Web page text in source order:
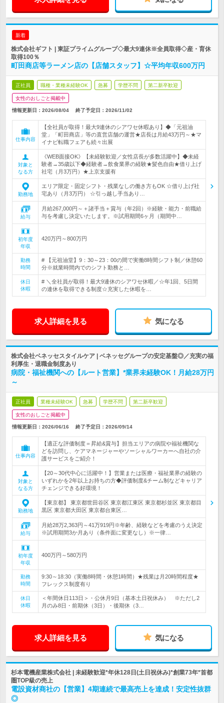
新着
株式会社ギフト | 東証プライムグループ◇最大9連休※全員取得◇産・育休
取得100％
町田商店等ラーメン店の【店舗スタッフ】☆平均年収600万円
正社員 職種・業種未経験OK 急募 学歴不問 第二新卒歓迎
女性のおしごと掲載中
情報更新日：2026/08/04 終了予定日： 2026/11/02
仕事内容
【全社員が取得！最大9連休のシアワセ休暇あり】◆「元祖油
堂」「町田商店」等の直営店舗の運営★店長は月給43万円～★マ
イナビ転職フェアも続々出展
対象と
なる方
《WEB面接OK》【未経験歓迎／女性店長が多数活躍中】◆未経
験者→35歳以下◆経験者→飲食業界の経験★髪色自由★借り上げ
社宅（月3万円）★上京支援有
勤務地
エリア限定・固定シフト・残業なしの働き方もOK ☆借り上げ社
宅あり（月3万円） ☆引っ越し手当あり…
給与
月給267,000円～＋諸手当＋賞与（年2回）※経験・能力・前職給
与を考慮し決定いたします。※試用期間6ヶ月（期間中…
初年度
年収
420万円～800万円
勤務
時間
# 【元祖油堂】9：30～23：00の間で実働8時間シフト制／休憩60
分※就業時間内でのシフト勤務と…
休日
休暇
# ＼全社員が取得！最大9連休のシアワセ休暇／☆年1回、5日間
の連休を取得できる制度☆充実した休暇を…
求人詳細を見る 気になる
株式会社ベネッセスタイルケア | ベネッセグループの安定基盤◎／充実の福
利厚生・退職金制度あり
病院・福祉機関への【ルート営業】*業界未経験OK！月給28万円
～
正社員 業種未経験OK 急募 学歴不問 第二新卒歓迎
女性のおしごと掲載中
情報更新日：2026/06/16 終了予定日： 2026/09/14
仕事内容
【適正な評価制度＝昇給&賞与】担当エリアの病院や福祉機関な
どを訪問し、ケアマネージャーやソーシャルワーカーへ自社の介
護サービスをご紹介！
対象と
なる方
【20～30代中心に活躍中！】営業または医療・福祉業界の経験の
いずれかを2年以上お持ちの方◆評価制度&チーム制などキャリア
チェンジできる好環境！
勤務地
【東京都】 東京都世田谷区 東京都江東区 東京都杉並区 東京都目
黒区 東京都大田区 東京都台東区…
給与
月給28万2,363円～41万919円※年齢、経験などを考慮のうえ決定
※試用期間3か月あり（条件面に変更なし）※一律…
初年度
年収
400万円～580万円
勤務
時間
9:30～18:30（実働8時間・休憩1時間）★残業は月20時間程度★
フレックス制度有り
休日
休暇
＜年間休日113日＞・公休月9日（基本土日祝休み） ※ただし2
月のみ8日・前期休（3日）・後期休（3…
求人詳細を見る 気になる
杉本電機産業株式会社 | 未経験歓迎*年休128日(土日祝休み)*創業73年*首都
圏TOP級の売上
電設資材商社の【営業】4期連続で最高売上を達成！安定性抜群
◎